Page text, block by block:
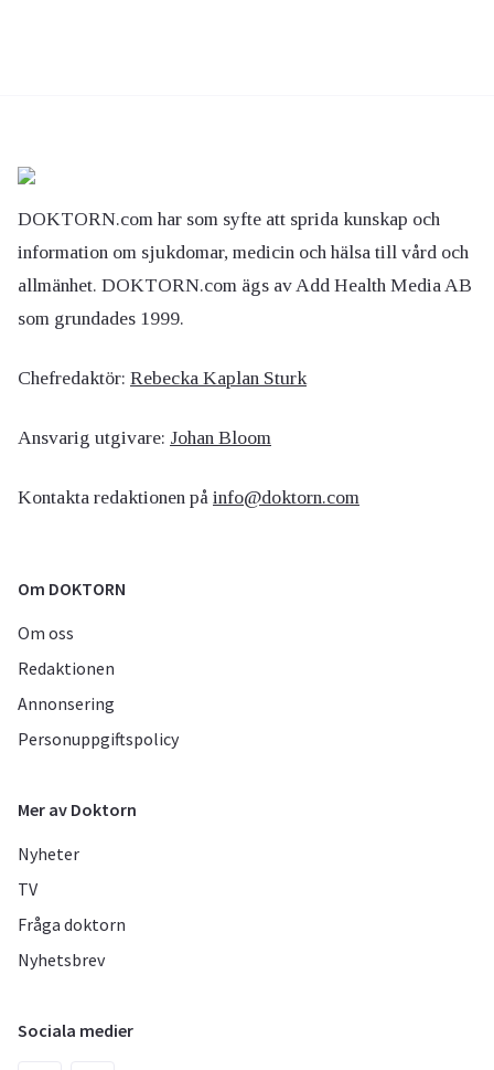
DOKTORN.com har som syfte att sprida kunskap och
information om sjukdomar, medicin och hälsa till vård och
allmänhet. DOKTORN.com ägs av Add Health Media AB
som grundades 1999.
Chefredaktör: Rebecka Kaplan Sturk
Ansvarig utgivare: Johan Bloom
Kontakta redaktionen på info@doktorn.com
Om DOKTORN
Om oss
Redaktionen
Annonsering
Personuppgiftspolicy
Mer av Doktorn
Nyheter
TV
Fråga doktorn
Nyhetsbrev
Sociala medier